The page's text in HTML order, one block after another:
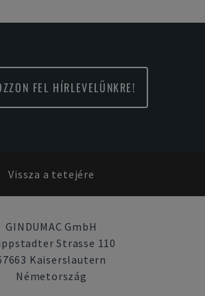
FEL HÍRLEVELÜNKRE!
Vissza a tetejére
GINDUMAC GmbH
Strasse 110
Kaiserslautern
Németország